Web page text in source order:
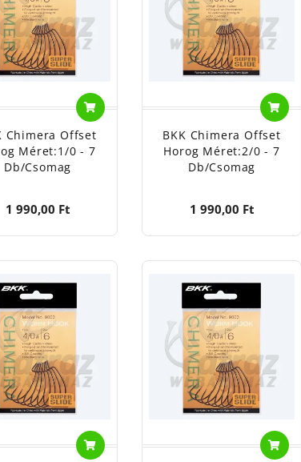
Chimera Offset
Méret:1/0 - 7
Db/csomag
1 990,00 Ft
BKK Chimera Offset
Horog Méret:2/0 - 7
Db/csomag
1 990,00 Ft